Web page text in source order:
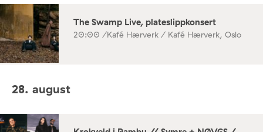
The Swamp Live, plateslippkonsert
20:00 /Kafé Hærverk / Kafé Hærverk, Oslo
28. august